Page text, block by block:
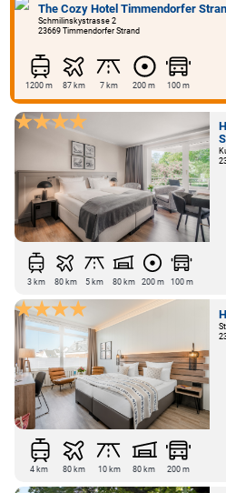
The Cozy Hotel Timmendorfer
Schmilinskystrasse 2
23669 Timmendorfer Strand
1200 m 87 km 7 km 200 m 100 m
3 km 80 km 5 km 80 km 200 m 100 m
4 km 80 km 10 km 80 km 200 m